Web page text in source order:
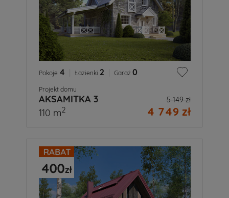
Pokoje 4 Łazienki 2 Garaż 0
Projekt domu
AKSAMITKA 3 5 149 zł
4 749 zł
110 m2